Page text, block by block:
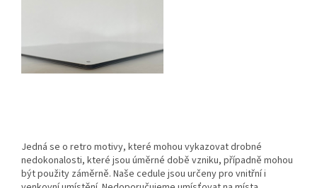
Jedná se o retro motivy, které mohou vykazovat drobné
nedokonalosti, které jsou úměrné době vzniku, případně mohou
být použity záměrně. Naše cedule jsou určeny pro vnitřní i